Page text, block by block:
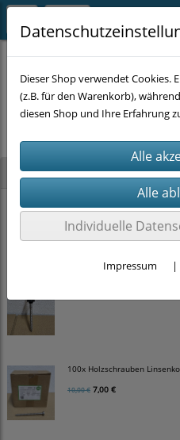
Neu
PRITEX Einhand-
15,00 €
Stockschrauben Solar
100x Holzschrauben
10,00 € 7,00 €
Es wurden leider keine
Dieser Shop verwendet Cookies.
(z.B. für den Warenkorb),
diesen Shop und Ihre Erfahrung
Individuelle
Impressum |